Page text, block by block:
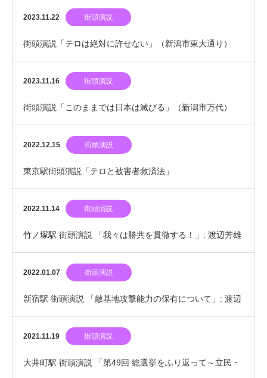
ます
2023.11.22 街頭演説
街頭演説「テロは絶対に許せない」（新潟市東大通り）
2023.11.16 街頭演説
街頭演説「このままでは日本は滅びる」（新潟市万代）
2022.12.15 街頭演説
東京駅街頭演説「テロと被害者救済法」
2022.11.14 街頭演説
竹ノ塚駅 街頭演説 「我々は勝共を貫徹する！」: 渡辺芳雄
2022.01.07 街頭演説
新宿駅 街頭演説 「敵基地攻撃能力の保有について」: 渡辺
芳雄
2021.11.19 街頭演説
大井町駅 街頭演説 「第49回 総選挙をふり返って～立民・